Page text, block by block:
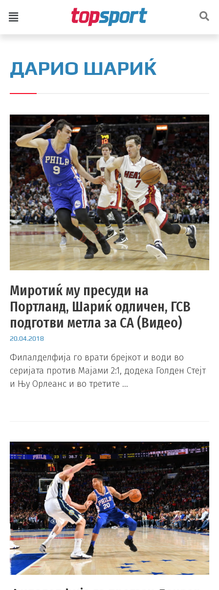
ДАРИО ШАРИЌ
Миротиќ му пресуди на
Портланд, Шариќ одличен, ГСВ
подготви метла за СА (Видео)
20.04.2018
Филалделфија го врати брејкот и води во
серијата против Мајами 2:1, додека Голден Стејт
и Њу Орлеанс и во третите …